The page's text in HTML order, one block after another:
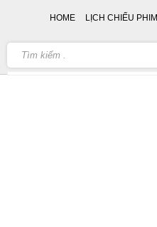
HOME LỊCH CHIẾU PHIM